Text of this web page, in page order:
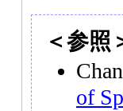
＜参照
of